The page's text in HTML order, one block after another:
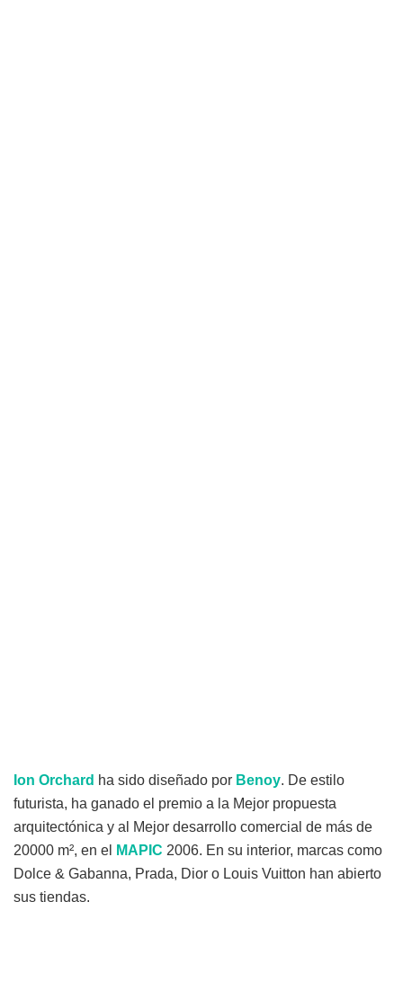
Ion Orchard ha sido diseñado por Benoy. De estilo
futurista, ha ganado el premio a la Mejor propuesta
arquitectónica y al Mejor desarrollo comercial de más de
20000 m², en el
MAPIC 2006. En su interior, marcas como
Dolce & Gabanna, Prada, Dior o Louis Vuitton han abierto
sus tiendas.